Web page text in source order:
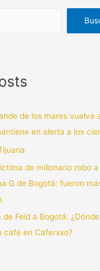
de los mares vuelve
en alerta a los
de millonario robo
G de Bogotá: fueron
Feid a Bogotá:
café en Caferxxo?